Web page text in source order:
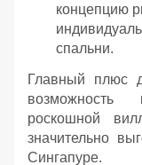
концепцию
спальни.
Главный плюс
возможность
роскошной
значительно
Сингапуре.